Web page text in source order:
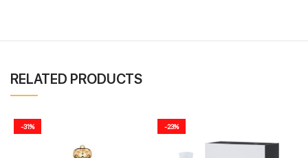
RELATED PRODUCTS
-31% -23%